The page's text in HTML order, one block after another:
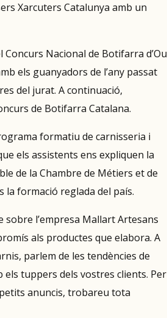
Xarcuters Catalunya amb un
Nacional de Botifarra d’Ou
els guanyadors de l’any passat
del jurat. A continuació,
de Botifarra Catalana.
formatiu de carnisseria i
els assistents ens expliquen la
de la Chambre de Métiers et de
la formació reglada del país.
l’empresa Mallart Artesans
als productes que elabora. A
parlem de les tendències de
tuppers dels vostres clients. Per
anuncis, trobareu tota